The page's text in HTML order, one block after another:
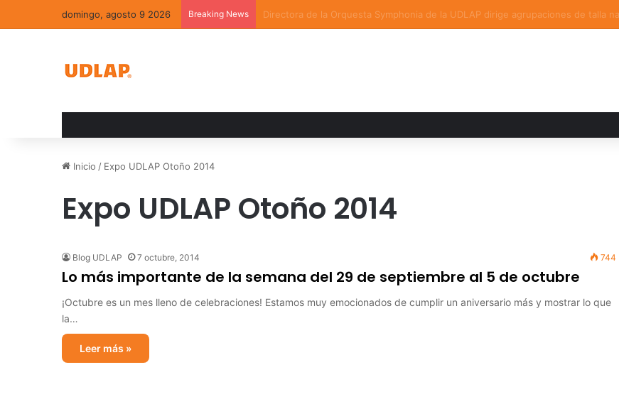
domingo, agosto 9 2026 Breaking News La convivencia familiar marca el cierre del Curso de Verano de Escuelas Aztecas
Inicio / Expo UDLAP Otoño 2014
Expo UDLAP Otoño 2014
Blog UDLAP 7 octubre, 2014 744
Lo más importante de la semana del 29 de septiembre al 5 de octubre
¡Octubre es un mes lleno de celebraciones! Estamos muy emocionados de cumplir un aniversario más y mostrar lo que
la…
Leer más »